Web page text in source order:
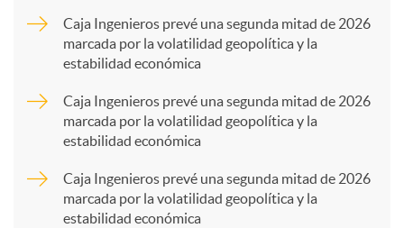
a
Caja Ingenieros prevé una segunda mitad de 2026
marcada por la volatilidad geopolítica y la
estabilidad económica
Caja Ingenieros prevé una segunda mitad de 2026
marcada por la volatilidad geopolítica y la
estabilidad económica
Caja Ingenieros prevé una segunda mitad de 2026
marcada por la volatilidad geopolítica y la
estabilidad económica